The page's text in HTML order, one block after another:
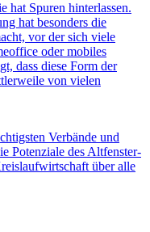
hat Spuren hinterlassen.
hat besonders die
vor der sich viele
oder mobiles
dass diese Form der
von vielen